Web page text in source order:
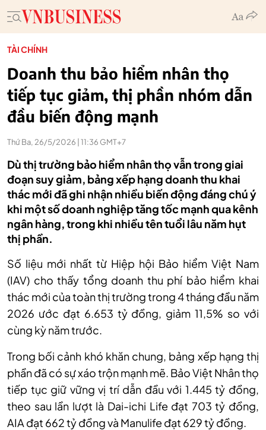
TÀI CHÍNH
Doanh thu bảo hiểm nhân thọ
tiếp tục giảm, thị phần nhóm dẫn
đầu biến động mạnh
Thứ Ba, 26/5/2026 | 11:36 GMT+7
Dù thị trường bảo hiểm nhân thọ vẫn trong giai
đoạn suy giảm, bảng xếp hạng doanh thu khai
thác mới đã ghi nhận nhiều biến động đáng chú ý
khi một số doanh nghiệp tăng tốc mạnh qua kênh
ngân hàng, trong khi nhiều tên tuổi lâu năm hụt
thị phần.
Số liệu mới nhất từ Hiệp hội Bảo hiểm Việt Nam
(IAV) cho thấy tổng doanh thu phí bảo hiểm khai
thác mới của toàn thị trường trong 4 tháng đầu năm
2026 ước đạt 6.653 tỷ đồng, giảm 11,5% so với
cùng kỳ năm trước.
Trong bối cảnh khó khăn chung, bảng xếp hạng thị
phần đã có sự xáo trộn mạnh mẽ. Bảo Việt Nhân thọ
tiếp tục giữ vững vị trí dẫn đầu với 1.445 tỷ đồng,
theo sau lần lượt là Dai-ichi Life đạt 703 tỷ đồng,
AIA đạt 662 tỷ đồng và Manulife đạt 629 tỷ đồng.